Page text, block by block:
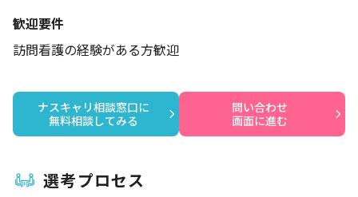
歓迎要件
訪問看護の経験がある方歓迎
ナスキャリ相談窓口に
無料相談してみる
問い合わせ
画面に進む
選考プロセス